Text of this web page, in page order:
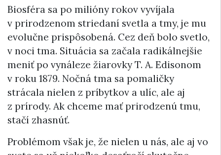
Biosféra sa po milióny rokov vyvíjala
v prirodzenom striedaní svetla a tmy, je mu
evolučne prispôsobená. Cez deň bolo svetlo,
v noci tma. Situácia sa začala radikálnejšie
meniť po vynáleze žiarovky T. A. Edisonom
v roku 1879. Nočná tma sa pomaličky
strácala nielen z príbytkov a ulíc, ale aj
z prírody. Ak chceme mať prirodzenú tmu,
stačí zhasnúť.
Problémom však je, že nielen u nás, ale aj vo